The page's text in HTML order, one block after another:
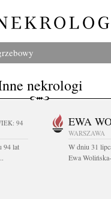
nekrologi
94
94 lat
EWA
WARSZAWA
W dniu 31
Ewa